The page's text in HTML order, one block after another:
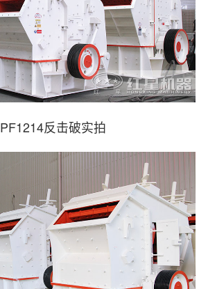
PF1214反击破实拍